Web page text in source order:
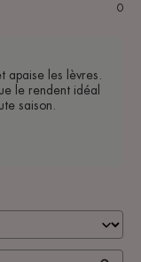
0
apaise les lèvres.
le rendent idéal
saison.